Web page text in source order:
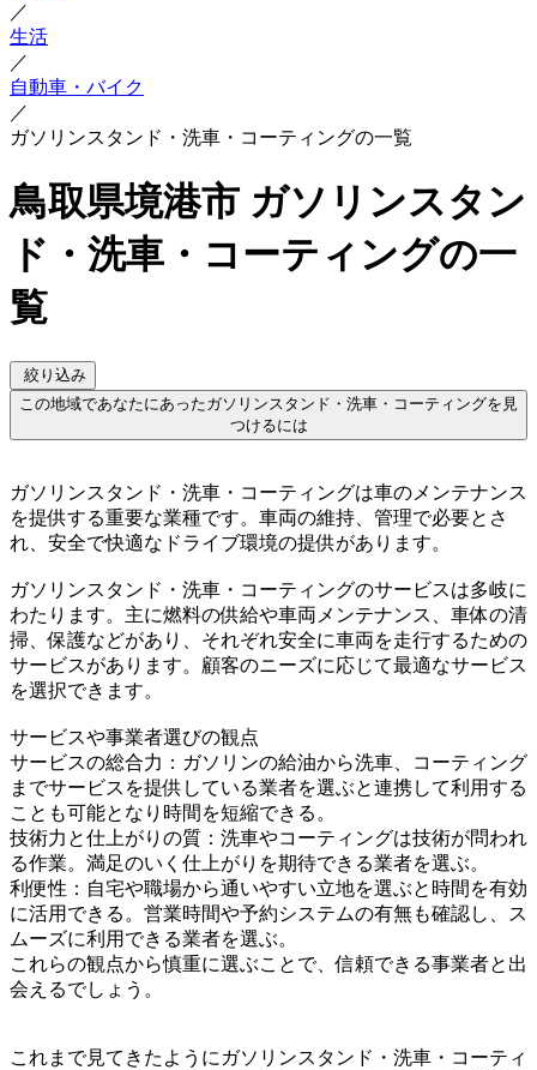
／
生活
／
自動車・バイク
／
ガソリンスタンド・洗車・コーティングの一覧
鳥取県境港市 ガソリンスタン
ド・洗車・コーティングの一
覧
絞り込み
この地域であなたにあったガソリンスタンド・洗車・コーティングを見
つけるには
ガソリンスタンド・洗車・コーティングは車のメンテナンス
を提供する重要な業種です。車両の維持、管理で必要とさ
れ、安全で快適なドライブ環境の提供があります。
ガソリンスタンド・洗車・コーティングのサービスは多岐に
わたります。主に燃料の供給や車両メンテナンス、車体の清
掃、保護などがあり、それぞれ安全に車両を走行するための
サービスがあります。顧客のニーズに応じて最適なサービス
を選択できます。
サービスや事業者選びの観点
サービスの総合力：ガソリンの給油から洗車、コーティング
までサービスを提供している業者を選ぶと連携して利用する
ことも可能となり時間を短縮できる。
技術力と仕上がりの質：洗車やコーティングは技術が問われ
る作業。満足のいく仕上がりを期待できる業者を選ぶ。
利便性：自宅や職場から通いやすい立地を選ぶと時間を有効
に活用できる。営業時間や予約システムの有無も確認し、ス
ムーズに利用できる業者を選ぶ。
これらの観点から慎重に選ぶことで、信頼できる事業者と出
会えるでしょう。
これまで見てきたようにガソリンスタンド・洗車・コーティ